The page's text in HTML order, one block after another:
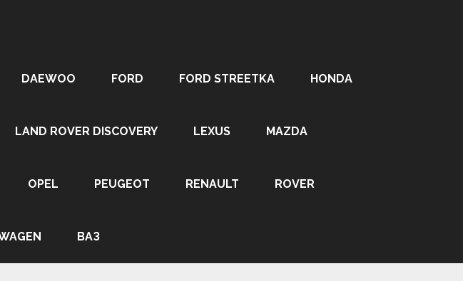
DAEWOO FORD FORD STREETKA HONDA
LAND ROVER DISCOVERY LEXUS MAZDA
OPEL PEUGEOT RENAULT ROVER
ВАЗ